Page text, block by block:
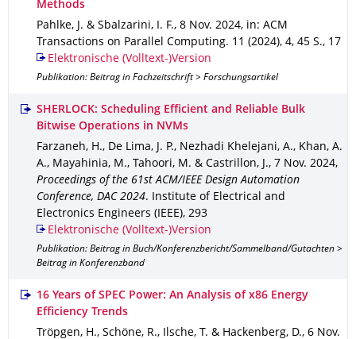
Methods
Pahlke, J. & Sbalzarini, I. F., 8 Nov. 2024, in: ACM
Transactions on Parallel Computing. 11 (2024), 4, 45 S., 17
Elektronische (Volltext-)Version
Publikation: Beitrag in Fachzeitschrift > Forschungsartikel
SHERLOCK: Scheduling Efficient and Reliable Bulk
Bitwise Operations in NVMs
Farzaneh, H., De Lima, J. P., Nezhadi Khelejani, A., Khan, A.
A., Mayahinia, M., Tahoori, M. & Castrillon, J., 7 Nov. 2024,
Proceedings of the 61st ACM/IEEE Design Automation
Conference, DAC 2024.
Institute of Electrical and
Electronics Engineers (IEEE), 293
Elektronische (Volltext-)Version
Publikation: Beitrag in Buch/Konferenzbericht/Sammelband/Gutachten >
Beitrag in Konferenzband
16 Years of SPEC Power: An Analysis of x86 Energy
Efficiency Trends
Tröpgen, H., Schöne, R., Ilsche, T. & Hackenberg, D., 6 Nov.